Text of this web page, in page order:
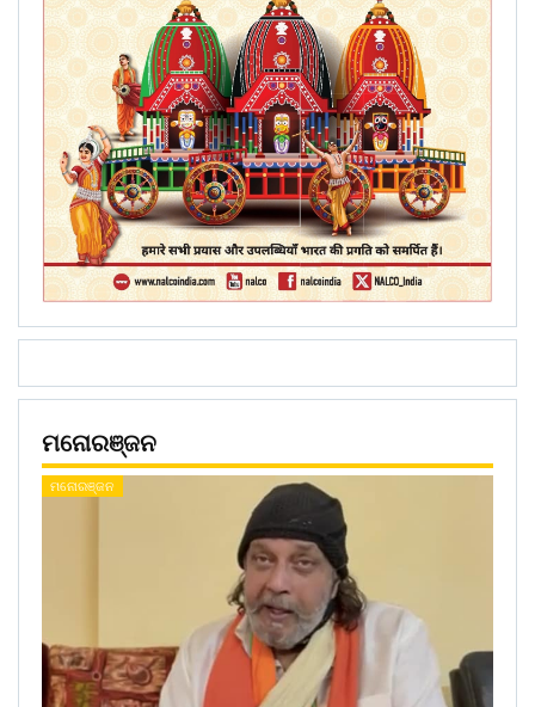
ମନୋରଞ୍ଜନ
ମନୋରଞ୍ଜନ